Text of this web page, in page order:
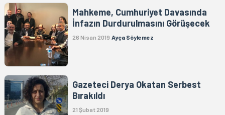
Mahkeme, Cumhuriyet Davasında
İnfazın Durdurulmasını Görüşecek
26 Nisan 2019 Ayça Söylemez
Gazeteci Derya Okatan Serbest
Bırakıldı
21 Şubat 2019